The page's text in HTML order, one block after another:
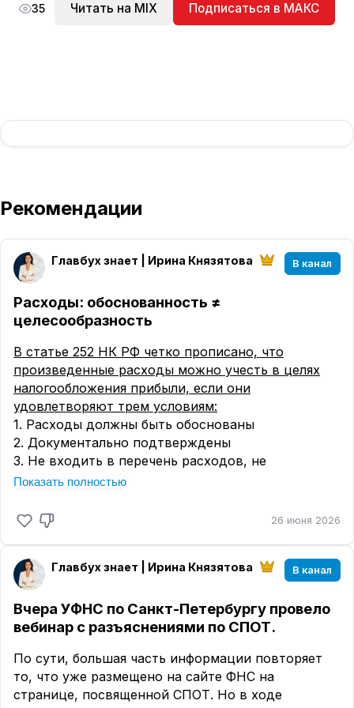
35 Читать на MIX Подписаться в МАКС
Рекомендации
Главбух знает | Ирина Князятова В канал
Расходы: обоснованность ≠
целесообразность
В статье 252 НК РФ четко прописано, что
произведенные расходы можно учесть в целях
налогообложения прибыли, если они
удовлетворяют трем условиям:
1. Расходы должны быть обоснованы
2. Документально подтверждены
3. Не входить в перечень расходов, не
учитываемых при налогообложении (ст. 270 НК
❗️Всё. Больше закон ничего не требует.
Согласитесь, звучит просто. Но как только
начинается проверка, простота исчезает, и всё
превращается в долгие обсуждения, где
налоговая пытается доказать, что произведенные
расходы были не целесообразны.
двух разных понятий: обоснованность и
целесообразность.
📎 Обоснованность- это про связь расходов с
Показать полностью
26 июня 2026
Главбух знает | Ирина Князятова В канал
Вчера УФНС по Санкт-Петербургу провело
вебинар с разъяснениями по СПОТ.
По сути, большая часть информации повторяет
то, что уже размещено на сайте ФНС на
странице, посвященной СПОТ. Но в ходе